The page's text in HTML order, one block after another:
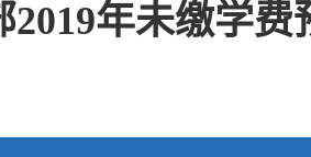
2019年未缴学